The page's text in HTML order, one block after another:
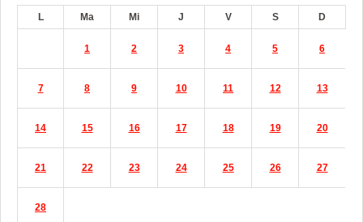
L Ma Mi J V S D
1 2 3 4 5 6
7 8 9 10 11 12 13
14 15 16 17 18 19 20
21 22 23 24 25 26 27
28